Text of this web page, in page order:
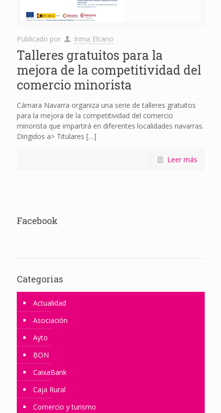
Publicado por Inma Elcano
Talleres gratuitos para la
mejora de la competitividad del
comercio minorista
Cámara Navarra organiza una serie de talleres gratuitos
para la mejora de la competitividad del comercio
minorista que impartirá en diferentes localidades navarras.
Dirigidos a> Titulares […]
Leer más
Facebook
Categorias
Actualidad
Asociación
Ayto
BON
CaixaBank
Caja Rural
Comercio y turismo